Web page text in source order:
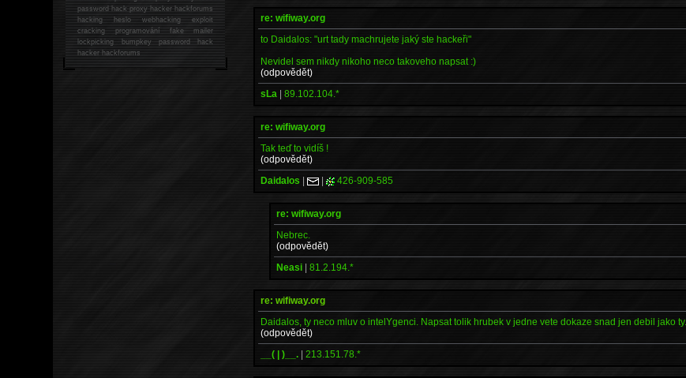
re: wifiway.org
to Daidalos: "urt tady machrujete jaký ste hackeři"
Nevidel sem nikdy nikoho neco takoveho napsat :)
(odpovědět)
sLa |89.102.104.*
re: wifiway.org
Tak teď to vidíš !
(odpovědět)
Daidalos | | 426-909-585
re: wifiway.org
Nebrec.
(odpovědět)
Neasi |81.2.194.*
re: wifiway.org
Daidalos, ty neco mluv o intelYgenci. Napsat tolik hrubek v jedne vete dokaze snad jen debil jako ty.
(odpovědět)
__( | )__. |213.151.78.*
password hack proxy hacker hackforums
hacking heslo webhacking exploit
cracking programování fake mailer
lockpicking bumpkey password hack
hackerhackforums